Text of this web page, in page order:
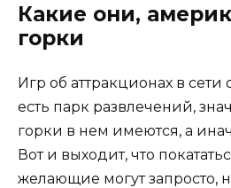
Какие они,
горки
Игр об аттракционах в сети
есть парк развлечений,
горки в нем имеются, а
Вот и выходит, что
желающие могут запросто,